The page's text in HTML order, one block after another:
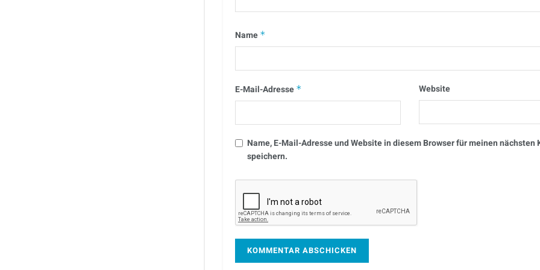
Name *
E-Mail-Adresse * Website
Name, E-Mail-Adresse und Website in diesem Browser für meinen nächsten
speichern.